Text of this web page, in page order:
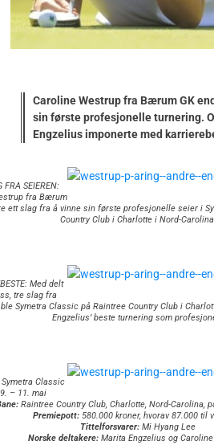
Caroline Westrup fra Bærum GK
sin første profesjonelle turnering.
Engzelius imponerte med
FRA SEIEREN:
fra Bærum
ett slag fra å vinne sin første profesjonelle seier i
Country Club i Charlotte i Nord-
Med delt
tre slag fra
Symetra Classic på Raintree Country Club i
Engzelius’ beste turnering som
Symetra Classic
– 11. mai
Raintree Country Club, Charlotte, Nord-Carolina,
Premiepott:580.000 kroner, hvorav 87.000 til
Tittelforsvarer: Mi Hyang Lee
Norske deltakere: Marita Engzelius og